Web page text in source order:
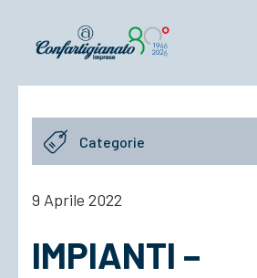
Notizie e Documenti
Confartigianato
Cosa Facciamo
Categorie
9 Aprile 2022
IMPIANTI –